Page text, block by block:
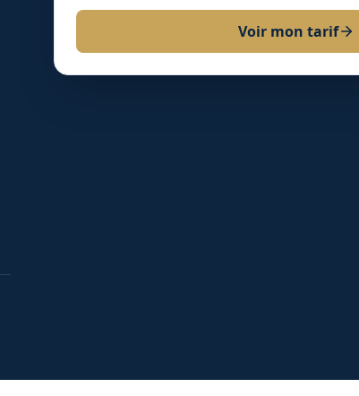
Voir mon tarif